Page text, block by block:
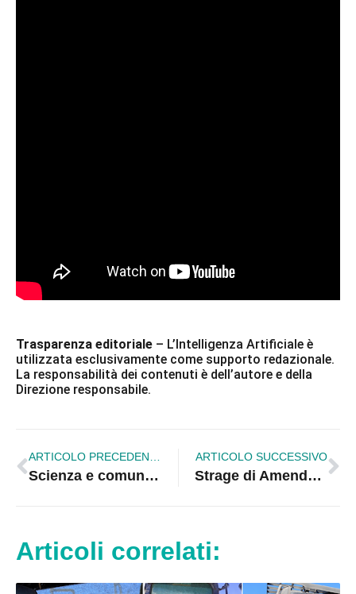
Trasparenza editoriale – L’Intelligenza Artificiale è
utilizzata esclusivamente come supporto redazionale.
La responsabilità dei contenuti è dell’autore e della
Direzione responsabile.
ARTICOLO PRECEDENTE
Scienza e comunità al Circolo Culturale Rossanese: il genetista Giuseppe Novelli incanta Corigliano-Rossano
ARTICOLO SUCCESSIVO
Strage di Amendolara, c’è una svolta nelle indagini. Il procuratore D’Alessio: «Un episodio di gravità inaudita»
Articoli correlati: